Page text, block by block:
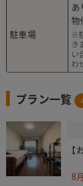
駐車場
あ
物
※
き
い
わ
プラン一覧
8